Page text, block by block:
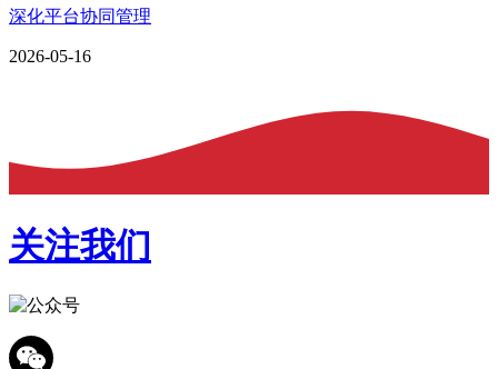
深化平台协同管理
2026-05-16
关注我们